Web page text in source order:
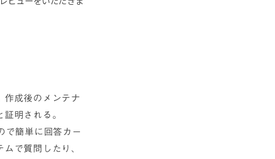
作成後のメンテナ
明される。
で簡単に回答カー
で質問したり、